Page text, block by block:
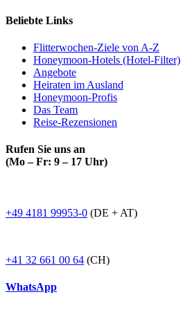
Beliebte Links
Flitterwochen-Ziele von A-Z
Honeymoon-Hotels (Hotel-Filter)
Angebote
Heiraten im Ausland
Honeymoon-Profis
Das Team
Reise-Rezensionen
Rufen Sie uns an
(Mo – Fr: 9 – 17 Uhr)
+49 4181 99953-0 (DE + AT)
+41 32 661 00 64 (CH)
WhatsApp